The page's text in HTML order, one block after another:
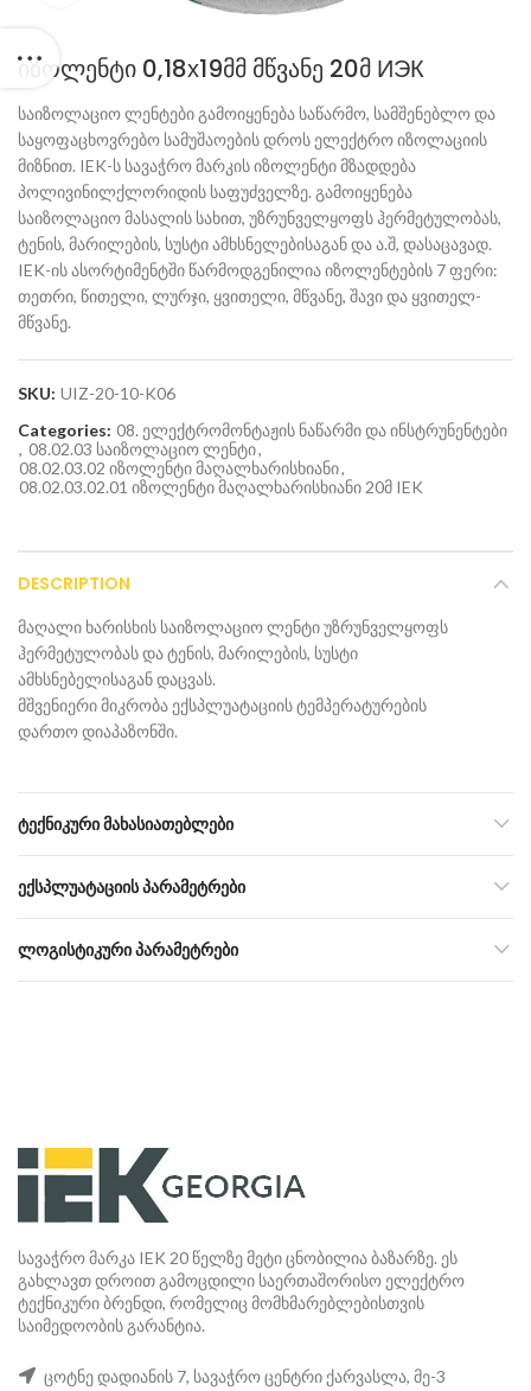
იზოლენტი 0,18х19მმ მწვანე 20მ ИЭК
საიზოლაციო ლენტები გამოიყენება საწარმო, სამშენებლო და
საყოფაცხოვრებო სამუშაოების დროს ელექტრო იზოლაციის
მიზნით. IEK-ს სავაჭრო მარკის იზოლენტი მზადდება
პოლივინილქლორიდის საფუძველზე. გამოიყენება
საიზოლაციო მასალის სახით, უზრუნველყოფს ჰერმეტულობას,
ტენის, მარილების, სუსტი ამხსნელებისაგან და ა.შ, დასაცავად.
IEK-ის ასორტიმენტში წარმოდგენილია იზოლენტების 7 ფერი:
თეთრი, წითელი, ლურჯი, ყვითელი, მწვანე, შავი და ყვითელ-
მწვანე.
SKU: UIZ-20-10-K06
Categories: 08. ელექტრომონტაჟის ნაწარმი და ინსტრუნენტები
, 08.02.03 საიზოლაციო ლენტი,
08.02.03.02 იზოლენტი მაღალხარისხიანი,
08.02.03.02.01 იზოლენტი მაღალხარისხიანი 20მ IEK
DESCRIPTION
მაღალი ხარისხის საიზოლაციო ლენტი უზრუნველყოფს
ჰერმეტულობას და ტენის, მარილების, სუსტი
ამხსნებელისაგან დაცვას.
მშვენიერი მიკრობა ექსპლუატაციის ტემპერატურების
დართო დიაპაზონში.
ᲢᲔᲥᲜᲘᲙᲣᲠᲘ ᲛᲐᲮᲐᲡᲘᲐᲗᲔᲑᲚᲔᲑᲘ
ᲔᲥᲡᲞᲚᲣᲐᲢᲐᲪᲘᲘᲡ ᲞᲐᲠᲐᲛᲔᲢᲠᲔᲑᲘ
ᲚᲝᲒᲘᲡᲢᲘᲙᲣᲠᲘ ᲞᲐᲠᲐᲛᲔᲢᲠᲔᲑᲘ
სავაჭრო მარკა IEK 20 წელზე მეტი ცნობილია ბაზარზე. ეს
გახლავთ დროით გამოცდილი საერთაშორისო ელექტრო
ტექნიკური ბრენდი, რომელიც მომხმარებლებისთვის
საიმედოობის გარანტია.
ცოტნე დადიანის 7, სავაჭრო ცენტრი ქარვასლა, მე-3